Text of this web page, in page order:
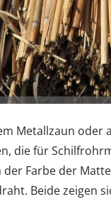
Metallzaun
die für
Farbe der
Beide zeigen